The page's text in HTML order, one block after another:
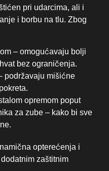
za zube – kako bi sve
zaštitnim
i
je na udarcima nogama,
s izvrsnom apsorpcijom